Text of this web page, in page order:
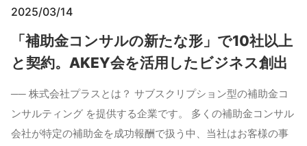
2025/03/14
「補助金コンサルの新たな形」で10社以上
と契約。AKEY会を活用したビジネス創出
── 株式会社プラスとは？ サブスクリプション型の補助金コ
ンサルティング を提供する企業です。 多くの補助金コンサル
会社が特定の補助金を成功報酬で扱う中、当社はお客様の事